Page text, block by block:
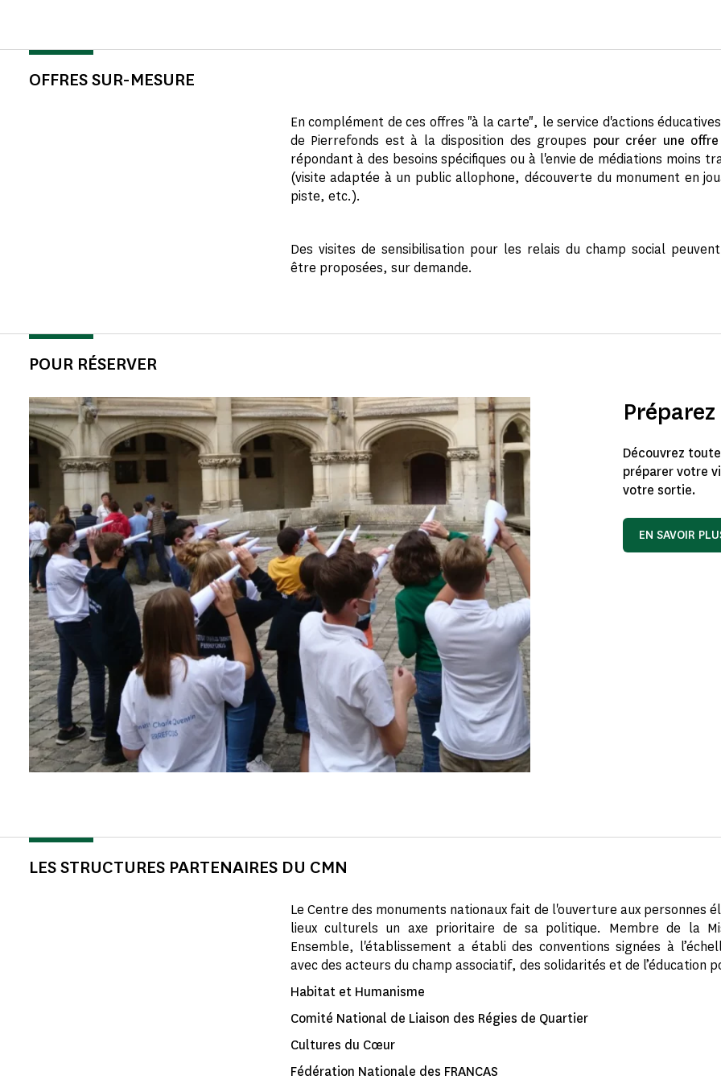
OFFRES SUR-MESURE
En complément de ces offres "à la carte", le service d'actions
de Pierrefonds est à la disposition des groupes pour créer une
répondant à des besoins spécifiques ou à l'envie de médiations moins
(visite adaptée à un public allophone, découverte du monument en
piste, etc.).
Des visites de sensibilisation pour les relais du champ social
être proposées, sur demande.
POUR RÉSERVER
Découvrez
préparer votre
votre sortie.
EN SAVOIR
LES STRUCTURES PARTENAIRES DU CMN
Le Centre des monuments nationaux fait de l'ouverture aux personnes
lieux culturels un axe prioritaire de sa politique. Membre de la
Ensemble, l'établissement a établi des conventions signées à
avec des acteurs du champ associatif, des solidarités et de l’éducation
Habitat et Humanisme
Comité National de Liaison des Régies de Quartier
Cultures du Cœur
Fédération Nationale des FRANCAS